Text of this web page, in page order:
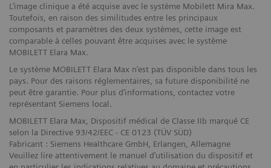
L’image clinique a été acquise avec le système Mobilett Mira Max.
Toutefois, en raison des similitudes entre les principaux
composants et paramètres des deux systèmes, cette image est
comparable à celles pouvant être acquises avec le système
MOBILETT Elara Max.
Le système MOBILETT Elara Max n’est pas disponible dans tous les
pays. Pour des raisons réglementaires, sa future disponibilité ne
peut être garantie. Pour plus d’informations, contactez votre
représentant Siemens local.
MOBILETT Elara Max, Dispositif médical de Classe IIb marqué CE
selon la Directive 93/42/EEC - CE 0123 (TÜV SÜD)
Fabricant : Siemens Healthcare GmbH, Erlangen, Allemagne
Veuillez lire attentivement le manuel d’utilisation du dispositif et